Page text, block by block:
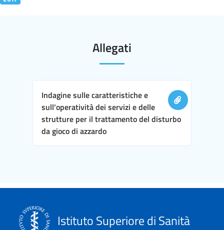
Allegati
Indagine sulle caratteristiche e
sull'operatività dei servizi e delle
strutture per il trattamento del disturbo
da gioco di azzardo
Istituto Superiore di Sanità